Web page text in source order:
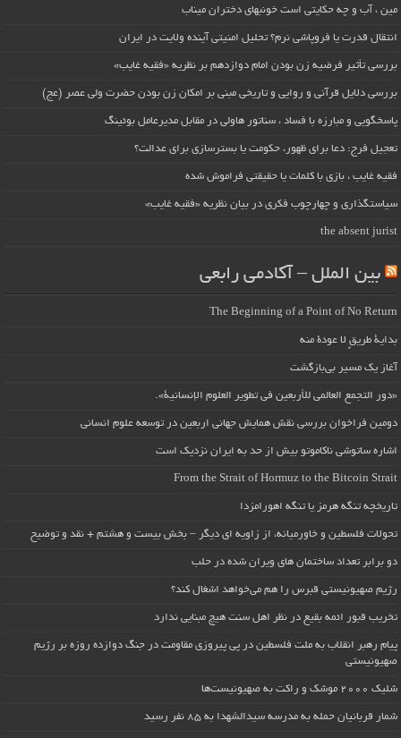
مین ، آب و چه حکایتی است خونبهای دختران میناب
انتقال قدرت یا فروپاشی نرم؟ تحلیل امنیتی آینده ولایت در ایران
بررسی تأثیر فرضیه زن بودن امام دوازدهم بر نظریه «فقیه غایب»
بررسی دلایل قرآنی و روایی و تاریخی مبنی بر امکان زن بودن حضرت ولی عصر (عج)
پاسخگویی و مبارزه با فساد ، سناتور هاولی در مقابل مدیرعامل بوئینگ
تعجیل فرج: دعا برای ظهور، حکومت یا بسترسازی برای عدالت؟
فقیه غایب ، بازی با کلمات یا حقیقتی فراموش شده
سیاستگذاری و چهارچوب فکری در بیان نظریه «فقیه غایب»
the absent jurist
بین الملل – آکادمی رابعی
The Beginning of a Point of No Return
بداية طريقٍ لا عودة منه
آغاز یک مسیر بی‌بازگشت
«دور التجمع العالمي للأربعين في تطوير العلوم الإنسانية».
دومین فراخوان بررسی نقش همایش جهانی اربعین در توسعه علوم انسانی
اشاره ساتوشی ناکاموتو بیش از حد به ایران نزدیک است
From the Strait of Hormuz to the Bitcoin Strait
تاریخچه تنگه هرمز یا تنگه اهورامزدا
تحولات فلسطین و خاورمیانه، از زاویه ای دیگر – بخش بیست و هشتم + نقد و توضیح
دو برابر تعداد ساختمان های ویران شده در حلب
رژیم صهیونیستی قبرس را هم می‌خواهد اشغال کند؟
تخریب قبور ائمه بقیع در نظر اهل سنت هیچ مبنایی ندارد
پیام رهبر انقلاب به ملت فلسطین در پی پیروزی مقاومت در جنگ دوازده روزه بر رژیم
صهیونیستی
شلیک ۲۰۰۰ موشک و راکت به صهیونیست‌ها
شمار قربانیان حمله به مدرسه سیدالشهدا به ۸۵ نفر رسید